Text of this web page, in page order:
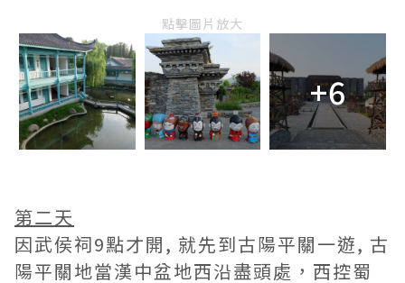
點擊圖片放大
+6
第二天
因武侯祠9點才開, 就先到古陽平關一遊, 古
陽平關地當漢中盆地西沿盡頭處，西控蜀